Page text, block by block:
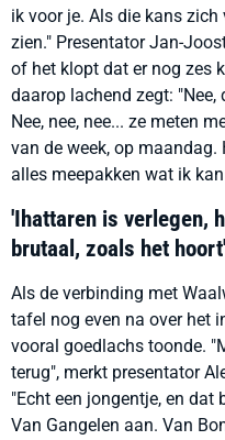
ik voor je. Als die kans
zien." Presentator Jan-
of het klopt dat er nog zes
daarop lachend zegt: "Nee,
Nee, nee, nee... ze meten
van de week, op
alles meepakken wat ik
'Ihattaren is verlegen,
brutaal, zoals het hoort'
Als de verbinding met
tafel nog even na over het
vooral goedlachs toonde.
terug", merkt presentator
"Echt een jongentje, en
Van Gangelen aan. Van